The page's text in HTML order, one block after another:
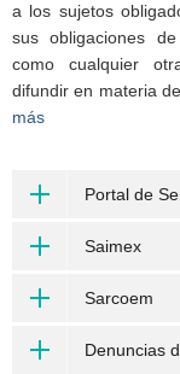
a los sujetos
sus obligaciones
como cualquier
difundir en materia
más
Portal de
Saimex
Sarcoem
Denuncias